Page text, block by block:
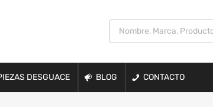
DESGUACE BLOG CONTACTO